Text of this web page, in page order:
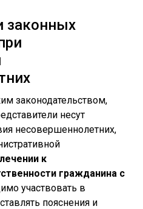
законных
законодательством,
несут
несовершеннолетних,
к
гражданина с
участвовать в
пояснения и